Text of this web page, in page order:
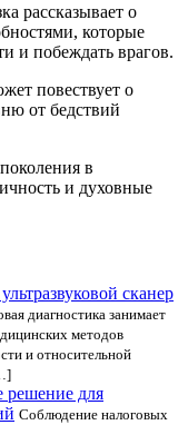
рассказывает о
которые
и побеждать врагов.
повествует о
от бедствий
в
и духовные
сканер
диагностика занимает
методов
и относительной
решение для
Соблюдение налоговых